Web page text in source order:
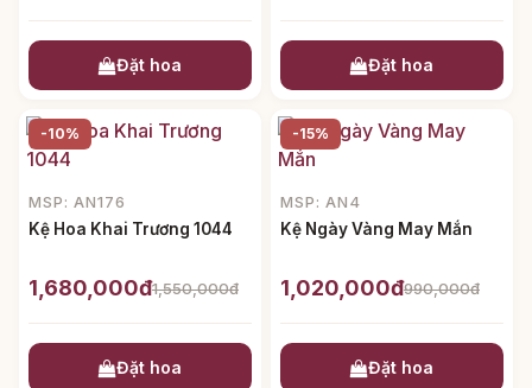
Đặt hoa Đặt hoa
-10%
MSP: AN176
Kệ Hoa Khai Trương 1044
1,680,000đ1,550,000đ
Đặt hoa
-15%
MSP: AN4
Kệ Ngày Vàng May Mắn
1,020,000đ990,000đ
Đặt hoa